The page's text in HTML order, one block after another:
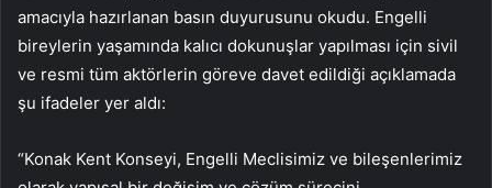
amacıyla hazırlanan basın duyurusunu okudu. Engelli
bireylerin yaşamında kalıcı dokunuşlar yapılması için sivil
ve resmi tüm aktörlerin göreve davet edildiği açıklamada
şu ifadeler yer aldı:
“Konak Kent Konseyi, Engelli Meclisimiz ve bileşenlerimiz